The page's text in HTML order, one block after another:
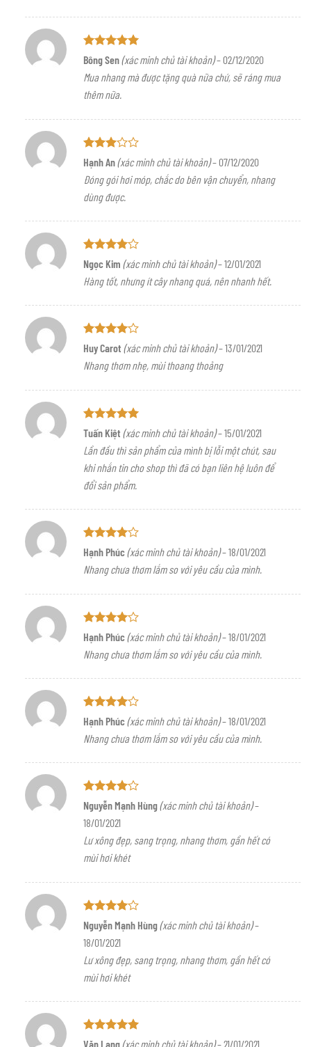
Được xếp
hạng55
sao
Bông Sen(xác minh chủ tài khoản)–02/12/2020
Mua nhang mà được tặng quà nữa chứ, sẽ ráng mua
thêm nữa.
Được
xếp
hạng3
5 sao
Hạnh An(xác minh chủ tài khoản)–07/12/2020
Đóng gói hơi móp, chắc do bên vận chuyển, nhang
dùng được.
Được
xếp hạng
45 sao
Ngọc Kim (xác minh chủ tài khoản)–12/01/2021
Hàng tốt, nhưng ít cây nhang quá, nên nhanh hết.
Được
xếp hạng
45 sao
Huy Carot (xác minh chủ tài khoản)–13/01/2021
Nhang thơm nhẹ, mùi thoang thoảng
Được xếp
hạng55
sao
Tuấn Kiệt (xác minh chủ tài khoản)–15/01/2021
Lần đầu thì sản phẩm của mình bị lỗi một chút, sau
khi nhắn tin cho shop thì đã có bạn liên hệ luôn để
đổi sản phẩm.
Được
xếp hạng
45 sao
Hạnh Phúc(xác minh chủ tài khoản)–18/01/2021
Nhang chưa thơm lắm so với yêu cầu của mình.
Được
xếp hạng
45 sao
Hạnh Phúc(xác minh chủ tài khoản)–18/01/2021
Nhang chưa thơm lắm so với yêu cầu của mình.
Được
xếp hạng
45 sao
Hạnh Phúc(xác minh chủ tài khoản)–18/01/2021
Nhang chưa thơm lắm so với yêu cầu của mình.
Được
xếp hạng
45 sao
Nguyễn Mạnh Hùng(xác minh chủ tài khoản)–
18/01/2021
Lư xông đẹp, sang trọng, nhang thơm, gần hết có
mùi hơi khét
Được
xếp hạng
45 sao
Nguyễn Mạnh Hùng(xác minh chủ tài khoản)–
18/01/2021
Lư xông đẹp, sang trọng, nhang thơm, gần hết có
mùi hơi khét
Được xếp
Văn Lang(xác minh chủ tài khoản)–21/01/2021